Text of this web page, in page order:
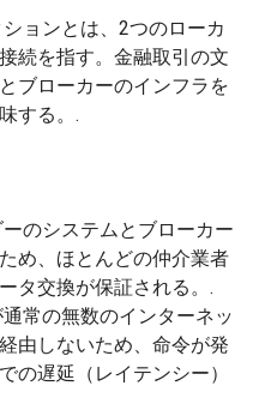
ョンとは、2つのローカ
続を指す。金融取引の文
ブローカーのインフラを
する。.
ーのシステムとブローカー
め、ほとんどの仲介業者
タ交換が保証される。.
常の無数のインターネッ
由しないため、命令が発
の遅延（レイテンシー）